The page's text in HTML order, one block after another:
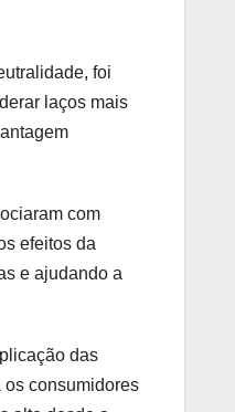
foi
laços mais
com
efeitos da
e ajudando a
das
os consumidores